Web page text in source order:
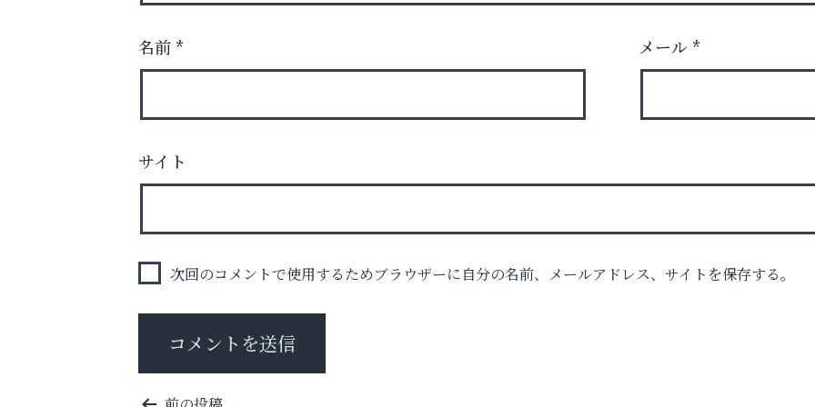
Y-SPIRAL（ワイスパイラル）
名前 * メール *
サイト
次回のコメントで使用するためブラウザーに自分の名前、メールアドレス、サイトを保存する。